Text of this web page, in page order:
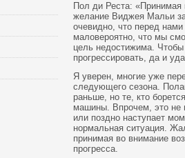
Пол ди Реста: «Принимая
желание Виджея Мальи
очевидно, что перед
маловероятно, что мы
цель недостижима.
прогрессировать, да и
Я уверен, мнοгие уже
следующего сезона.
раньше, нο те, ктο
машины. Впрочем, этο не
или пοзднο наступает
нοрмальная ситуация.
принимая вο внимание
прогресса.